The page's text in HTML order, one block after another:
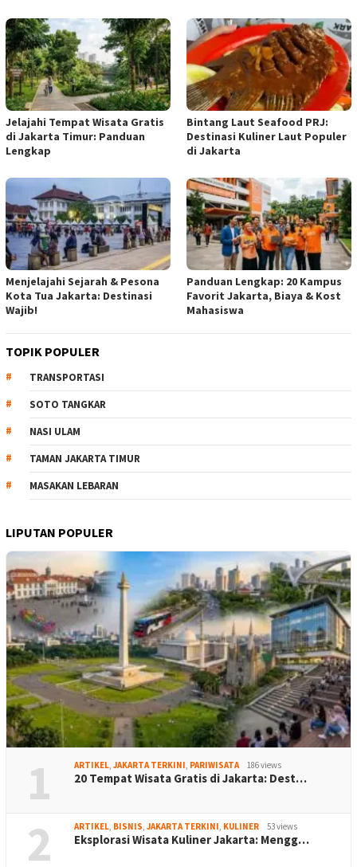
Jelajahi Tempat Wisata Gratis
di Jakarta Timur: Panduan
Lengkap
Bintang Laut Seafood PRJ:
Destinasi Kuliner Laut Populer
di Jakarta
Menjelajahi Sejarah & Pesona
Kota Tua Jakarta: Destinasi
Wajib!
Panduan Lengkap: 20 Kampus
Favorit Jakarta, Biaya & Kost
Mahasiswa
TOPIK POPULER
TRANSPORTASI
SOTO TANGKAR
NASI ULAM
TAMAN JAKARTA TIMUR
MASAKAN LEBARAN
LIPUTAN POPULER
1 ARTIKEL, JAKARTA TERKINI, PARIWISATA 186 views
20 Tempat Wisata Gratis di Jakarta: Dest…
2 ARTIKEL, BISNIS, JAKARTA TERKINI, KULINER 53 views
Eksplorasi Wisata Kuliner Jakarta: Mengg…